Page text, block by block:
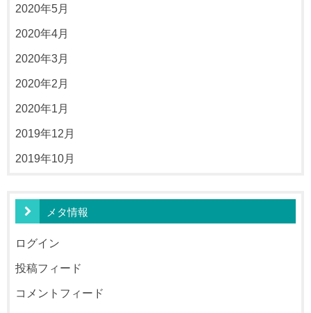
2020年5月
2020年4月
2020年3月
2020年2月
2020年1月
2019年12月
2019年10月
メタ情報
ログイン
投稿フィード
コメントフィード